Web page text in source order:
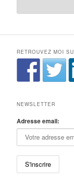
RETROUVEZ MOI
NEWSLETTER
Adresse email: